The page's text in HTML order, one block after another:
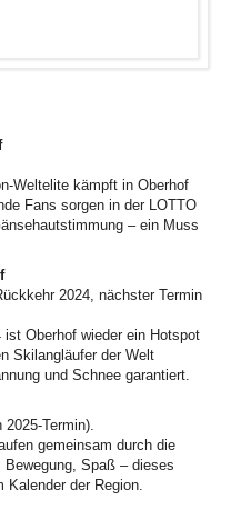
Weltelite kämpft in Oberhof
Fans sorgen in der LOTTO
– ein Muss
2024, nächster Termin
ist Oberhof wieder ein Hotspot
Skilangläufer der Welt
und Schnee garantiert.
Termin).
gemeinsam durch die
Spaß – dieses
der Region.